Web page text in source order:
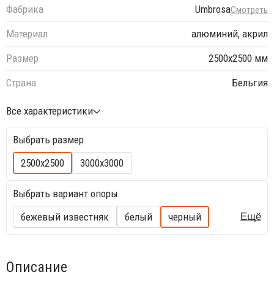
Фабрика UmbrosaСмотреть
Материал
алюминий, акрил
Размер
2500х2500 мм
Страна
Бельгия
Все характеристики
Выбрать размер
2500х2500
3000х3000
Выбрать вариант опоры
бежевый известняк
белый черный Ещё
Описание